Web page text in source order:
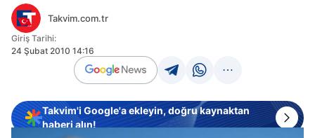
Takvim.com.tr
Giriş Tarihi:
24 Şubat 2010 14:16
Takvim'i Google'a ekleyin, doğru kaynaktan
haberi alın!